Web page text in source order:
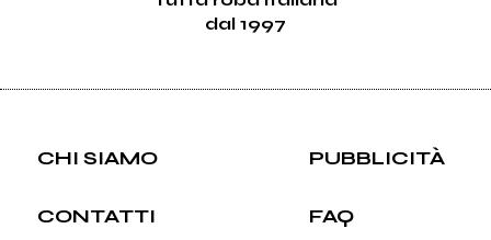
dal 1997
CHI SIAMO PUBBLICITÀ
CONTATTI FAQ